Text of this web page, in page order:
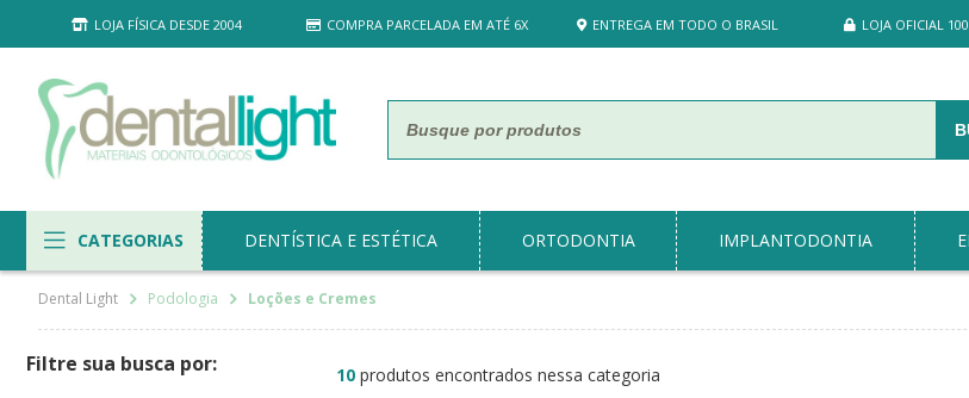
LOJA FÍSICA DESDE 2004 COMPRA PARCELADA EM ATÉ 6X ENTREGA EM TODO O BRASIL LOJA OFICIAL
CATEGORIAS DENTÍSTICA E ESTÉTICA ORTODONTIA IMPLANTODONTIA
Podologia Loções e Cremes
10 produtos encontrados nessa categoria